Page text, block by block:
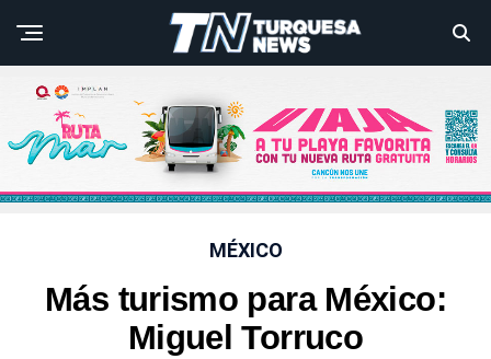
MÉXICO
Más turismo para México:
Miguel Torruco